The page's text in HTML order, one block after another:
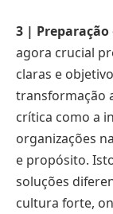
3 |
agora crucial
claras e
transformação
crítica como a
organizações
e propósito.
soluções
cultura forte,